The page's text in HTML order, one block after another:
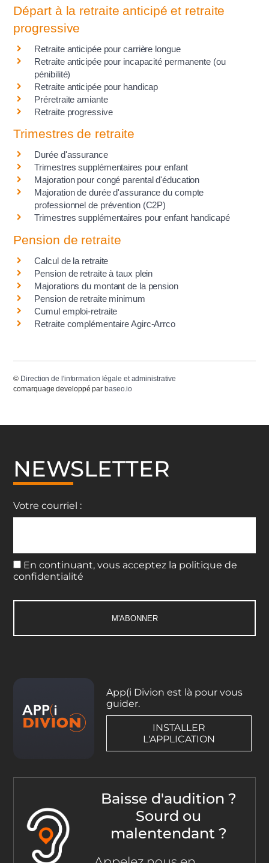
Départ à la retraite anticipé et retraite
progressive
Retraite anticipée pour carrière longue
Retraite anticipée pour incapacité permanente (ou
pénibilité)
Retraite anticipée pour handicap
Préretraite amiante
Retraite progressive
Trimestres de retraite
Durée d'assurance
Trimestres supplémentaires pour enfant
Majoration pour congé parental d'éducation
Majoration de durée d'assurance du compte
professionnel de prévention (C2P)
Trimestres supplémentaires pour enfant handicapé
Pension de retraite
Calcul de la retraite
Pension de retraite à taux plein
Majorations du montant de la pension
Pension de retraite minimum
Cumul emploi-retraite
Retraite complémentaire Agirc-Arrco
© Direction de l'information légale et administrative
comarquage developpé par baseo.io
NEWSLETTER
Votre courriel :
En continuant, vous acceptez la politique de
confidentialité
App(i Divion est là pour vous
guider.
INSTALLER
L'APPLICATION
Baisse d'audition ?
Sourd ou
malentendant ?